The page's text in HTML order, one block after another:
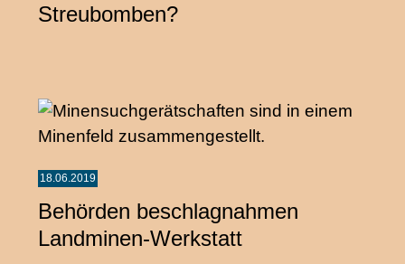
Streubomben?
18.06.2019
Behörden beschlagnahmen
Landminen-Werkstatt